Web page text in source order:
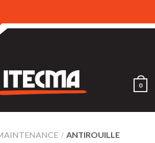
0
/ ANTIROUILLE